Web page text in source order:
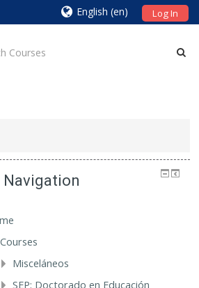
Log In
English ‎(en)‎
Navigation
Courses
Misceláneos
SEP: Doctorado en Educación